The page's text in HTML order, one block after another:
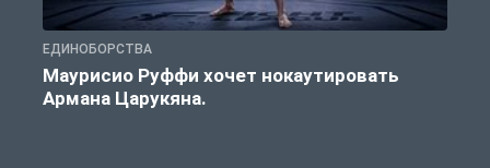
ЕДИНОБОРСТВА
Маурисио Руффи хочет нокаутировать
Армана Царукяна.